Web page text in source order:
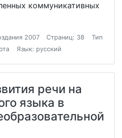
коммуникативных
2007 Страниц: 38
Тип
Язык: русский
речи на
языка в